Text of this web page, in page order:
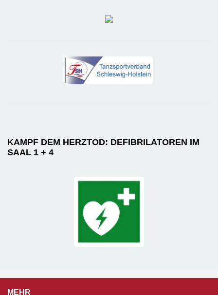
KAMPF DEM HERZTOD: DEFIBRILATOREN IM
SAAL 1 + 4
MEHR